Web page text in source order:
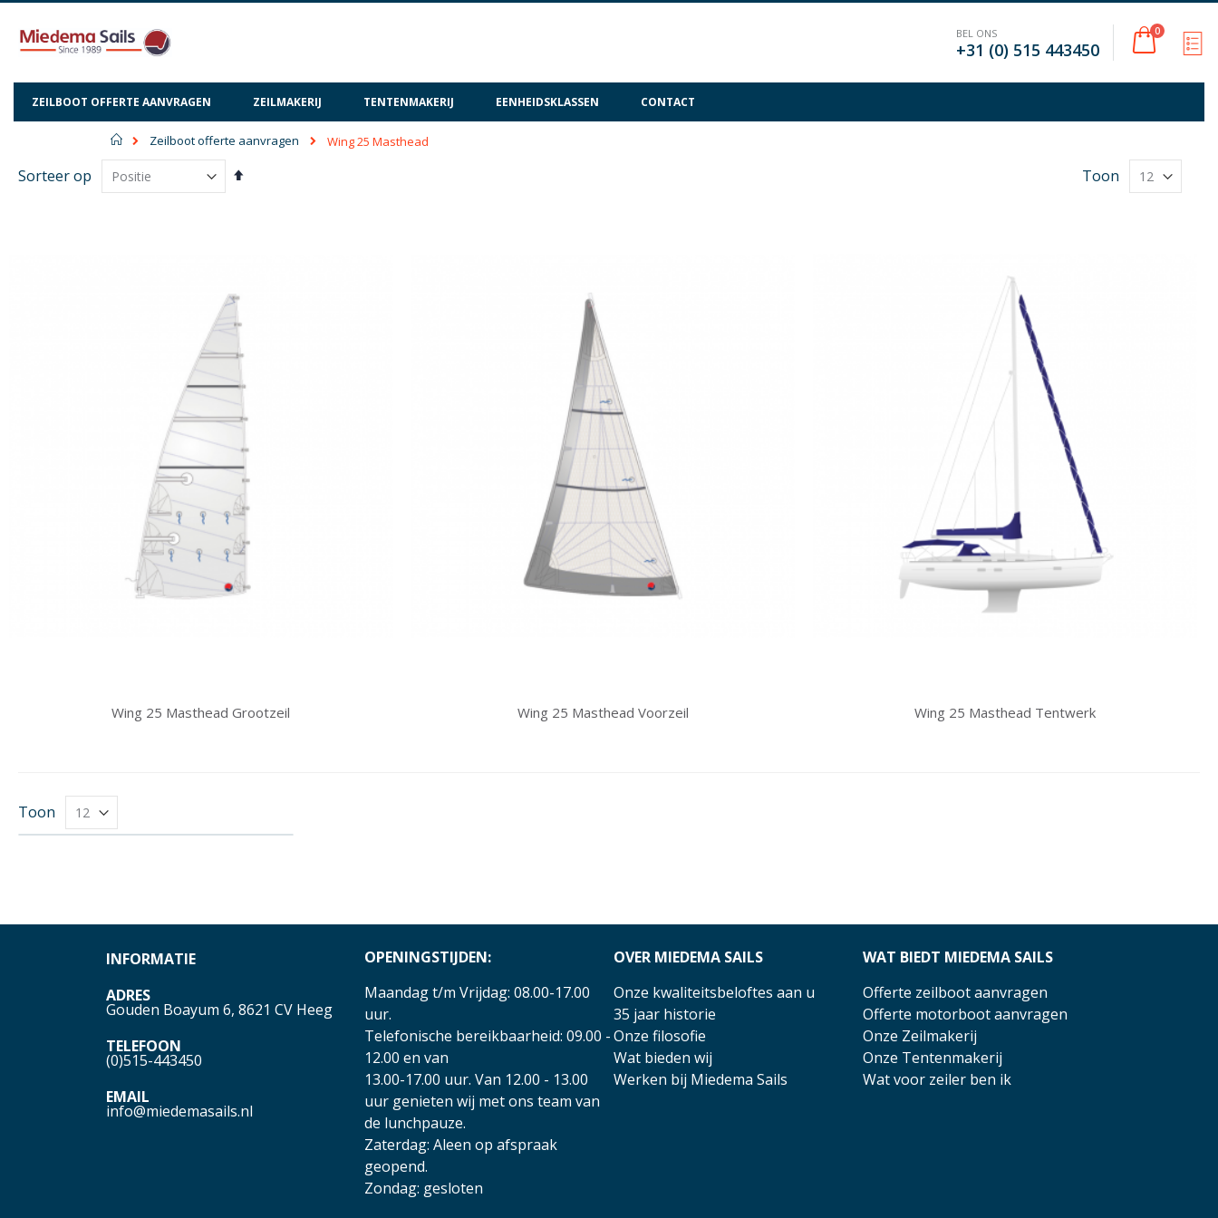
Cart
0
BEL ONS
+31 (0) 515 443450
ZEILBOOT OFFERTE AANVRAGEN ZEILMAKERIJ TENTENMAKERIJ EENHEIDSKLASSEN CONTACT
Home
Zeilboot offerte aanvragen Wing 25 Masthead
Sorteer op
Van
Toon
Wing 25 Masthead Grootzeil Wing 25 Masthead Voorzeil Wing 25 Masthead Tentwerk
Toon
INFORMATIE
ADRES
Gouden Boayum 6, 8621 CV Heeg
TELEFOON
(0)515-443450
EMAIL
info@miedemasails.nl
OPENINGSTIJDEN:
Maandag t/m Vrijdag: 08.00-17.00
uur.
Telefonische bereikbaarheid: 09.00 -
12.00 en van
13.00-17.00 uur. Van 12.00 - 13.00
uur genieten wij met ons team van
de lunchpauze.
Zaterdag: Aleen op afspraak
geopend.
Zondag: gesloten
OVER MIEDEMA SAILS
Onze kwaliteitsbeloftes aan u
35 jaar historie
Onze filosofie
Wat bieden wij
Werken bij Miedema Sails
WAT BIEDT MIEDEMA SAILS
Offerte zeilboot aanvragen
Offerte motorboot aanvragen
Onze Zeilmakerij
Onze Tentenmakerij
Wat voor zeiler ben ik